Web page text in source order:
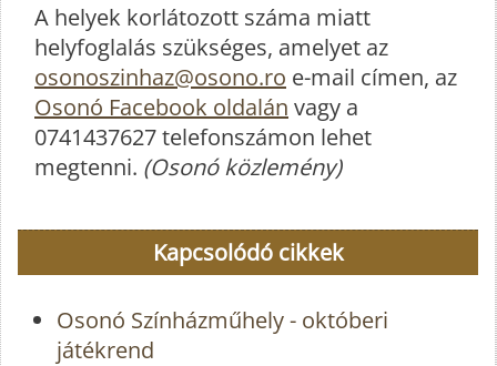
A helyek korlátozott száma miatt
helyfoglalás szükséges, amelyet az
osonoszinhaz@osono.ro e-mail címen, az
Osonó Facebook oldalán vagy a
0741437627 telefonszámon lehet
megtenni. (Osonó közlemény)
Kapcsolódó cikkek
Osonó Színházműhely - októberi
játékrend